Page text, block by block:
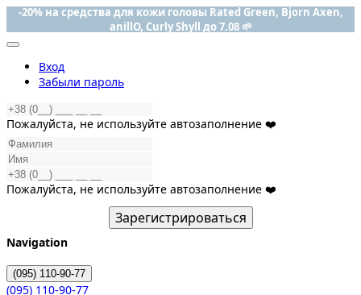
-20% на средства для кожи головы Rated Green, Bjorn Axen,
anillO, Curly Shyll до 7.08 🌱
Вход
Забыли пароль
Пожалуйста, не используйте автозаполнение ❤️
Пожалуйста, не используйте автозаполнение ❤️
Зарегистрироваться
Navigation
(095) 110-90-77
(095) 110-90-77